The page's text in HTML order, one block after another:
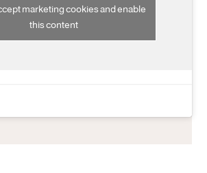
marketing cookies and enable
this content